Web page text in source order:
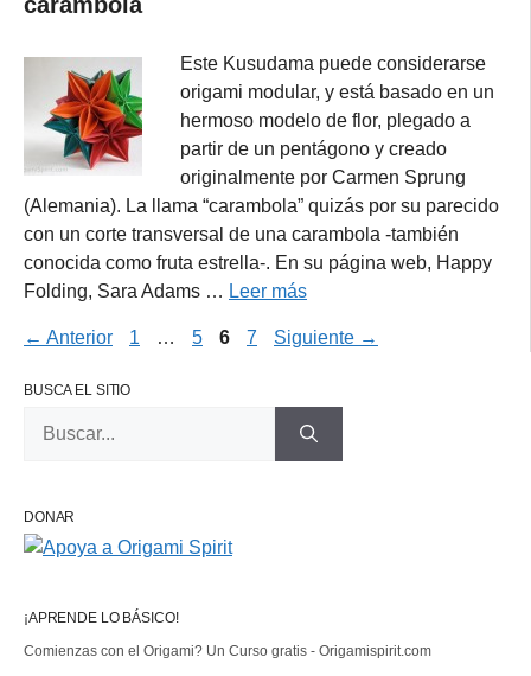
Este Kusudama puede considerarse
origami modular, y está basado en un
hermoso modelo de flor, plegado a
partir de un pentágono y creado
originalmente por Carmen Sprung
(Alemania). La llama “carambola” quizás por su parecido
con un corte transversal de una carambola -también
conocida como fruta estrella-. En su página web, Happy
Folding, Sara Adams … Leer más
← Anterior Página
1 … Página
5 Página
6 Página
7 Siguiente →
BUSCA EL SITIO
DONAR
¡APRENDE LO BÁSICO!
Comienzas con el Origami? Un Curso gratis - Origamispirit.com